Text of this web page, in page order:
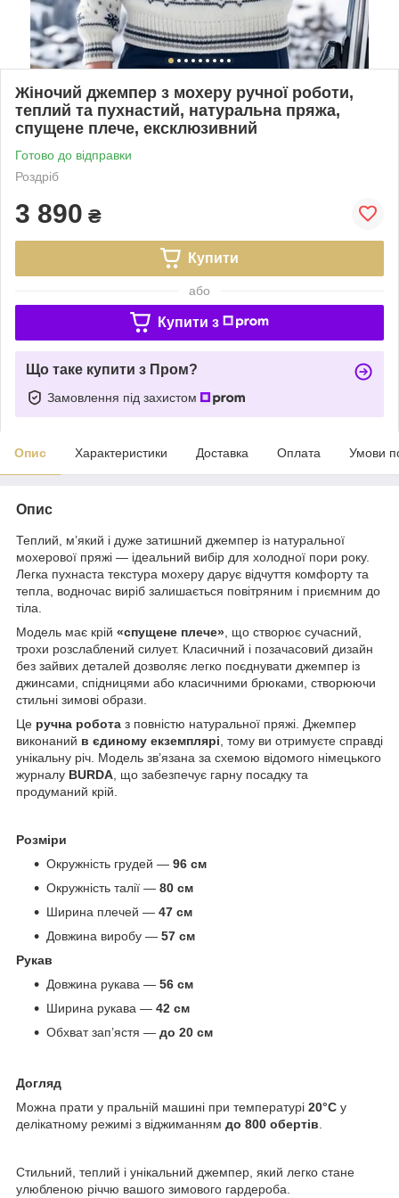
Жіночий джемпер з мохеру ручної роботи,
теплий та пухнастий, натуральна пряжа,
спущене плече, ексклюзивний
Готово до відправки
Роздріб
3 890 ₴
Купити
або
Купити з
Що таке купити з Пром?
Замовлення під захистом
Опис Характеристики Доставка Оплата Умови
Опис
Теплий, м’який і дуже затишний джемпер із натуральної
мохерової пряжі — ідеальний вибір для холодної пори року.
Легка пухнаста текстура мохеру дарує відчуття комфорту та
тепла, водночас виріб залишається повітряним і приємним до
тіла.
Модель має крій «спущене плече» , що створює сучасний,
трохи розслаблений силует. Класичний і позачасовий дизайн
без зайвих деталей дозволяє легко поєднувати джемпер із
джинсами, спідницями або класичними брюками, створюючи
стильні зимові образи.
Це ручна робота з повністю натуральної пряжі. Джемпер
виконаний в єдиному екземплярі , тому ви отримуєте справді
унікальну річ. Модель зв’язана за схемою відомого німецького
журналу BURDA , що забезпечує гарну посадку та
продуманий крій.
Розміри
Окружність грудей — 96 см
Окружність талії — 80 см
Ширина плечей — 47 см
Довжина виробу — 57 см
Рукав
Довжина рукава — 56 см
Ширина рукава — 42 см
Обхват зап’ястя — до 20 см
Догляд
Можна прати у пральній машині при температурі 20°C у
делікатному режимі з віджиманням до 800 обертів
Стильний, теплий і унікальний джемпер, який легко стане
улюбленою річчю вашого зимового гардероба.